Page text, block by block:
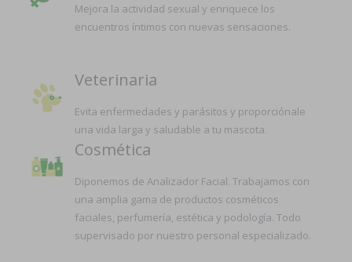
Mejora la actividad sexual y enriquece los
encuentros íntimos con nuevas sensaciones.
Veterinaria
Evita enfermedades y parásitos y proporciónale
una vida larga y saludable a tu mascota.
Cosmética
Diponemos de Analizador Facial. Trabajamos con
una amplia gama de productos cosméticos
faciales, perfumería, estética y podología. Todo
supervisado por nuestro personal especializado.